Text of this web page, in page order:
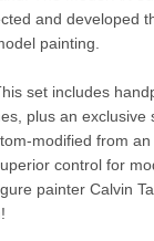
and developed
painting.
set includes
plus an exclusive
modified from
control for
painter Calvin